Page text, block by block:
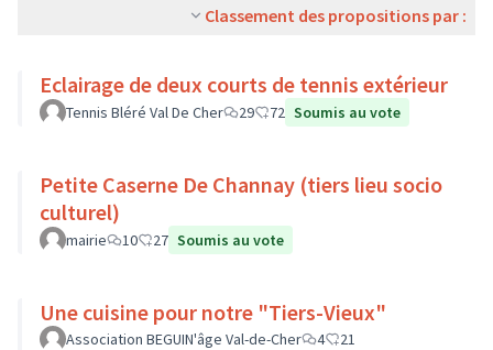
Classement des propositions par :
Eclairage de deux courts de tennis extérieur
Tennis Bléré Val De Cher 29 72 Soumis au vote
Petite Caserne De Channay (tiers lieu socio
culturel)
mairie 10 27 Soumis au vote
Une cuisine pour notre "Tiers-Vieux"
Association BEGUIN'âge Val-de-Cher 4
21